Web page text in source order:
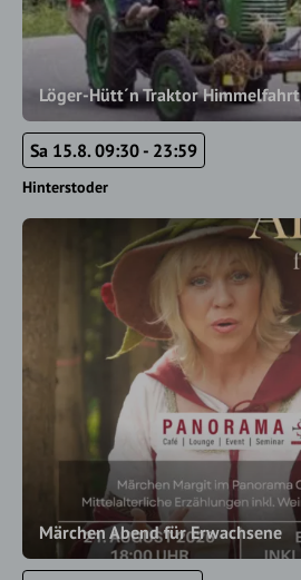
Löger-Hütt´n Traktor Himmelfahrt
Sa 15.8. 09:30 - 23:59
Hinterstoder
Märchen Abend für Erwachsene